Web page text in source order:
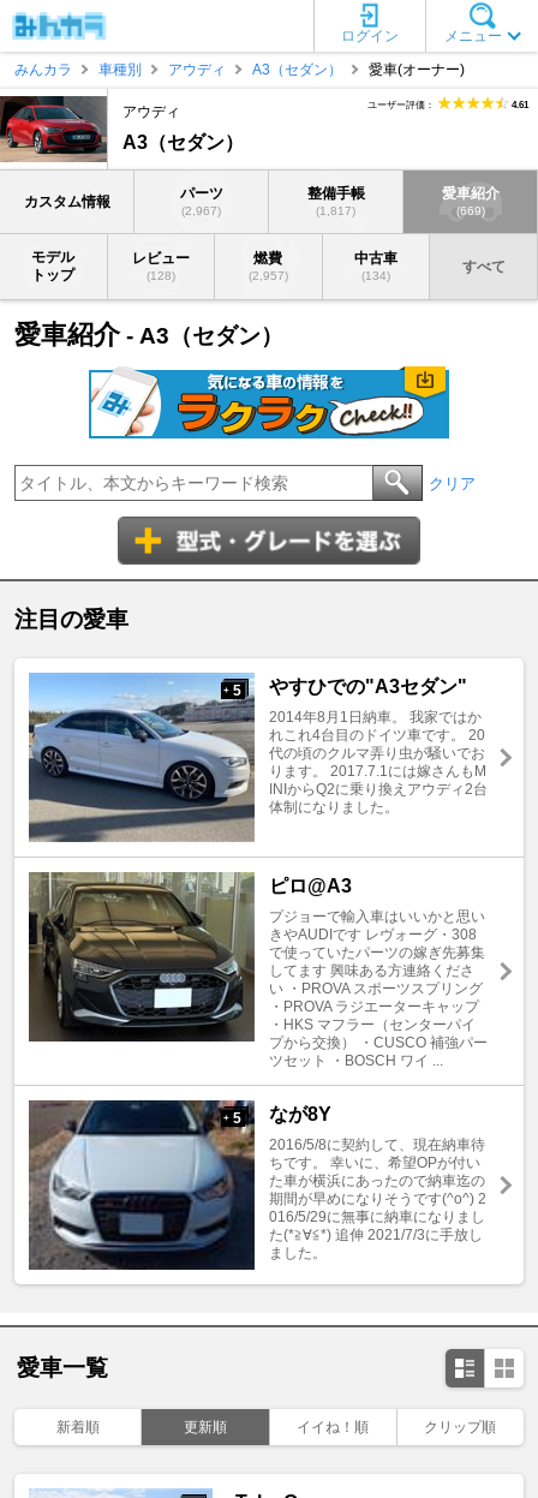
メニュー
ログイン
みんカラ
車種別 アウディ A3（セダン） 愛車(オーナー)
アウディ
A3（セダン）
ユーザー評価： 4.61
カスタム情報 パーツ
(2,967)
整備手帳
(1,817)
愛車紹介
(669)
モデル
トップ
レビュー
(128)
燃費
(2,957)
中古車
(134)
すべて
愛車紹介- A3（セダン）
クリア
注目の愛車
+ 5 やすひでの"A3セダン"
2014年8月1日納車。 我家ではか
れこれ4台目のドイツ車です。 20
代の頃のクルマ弄り虫が騒いでお
ります。 2017.7.1には嫁さんもM
INIからQ2に乗り換えアウディ2台
体制になりました。
ピロ@A3
プジョーで輸入車はいいかと思い
きやAUDIです レヴォーグ・308
で使っていたパーツの嫁ぎ先募集
してます 興味ある方連絡くださ
い ・PROVA スポーツスプリング
・PROVA ラジエーターキャップ
・HKS マフラー（センターパイ
プから交換） ・CUSCO 補強パー
ツセット ・BOSCH ワイ ...
+ 5 なが8Y
2016/5/8に契約して、現在納車待
ちです。 幸いに、希望OPが付い
た車が横浜にあったので納車迄の
期間が早めになりそうです(^o^) 2
016/5/29に無事に納車になりまし
た(*≧∀≦*) 追伸 2021/7/3に手放し
ました。
愛車一覧
新着順 更新順 イイね！順 クリップ順